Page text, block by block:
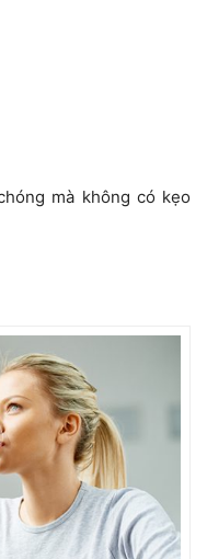
mà không có kẹo